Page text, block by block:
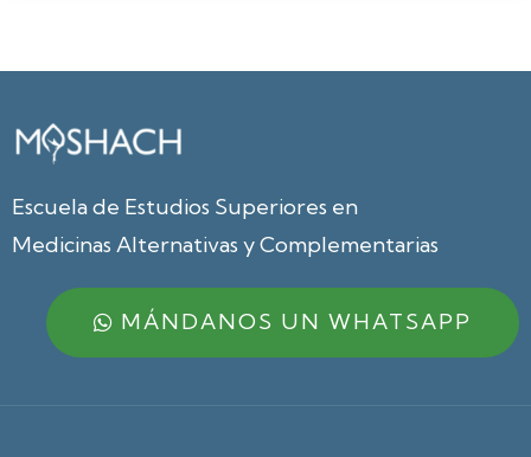
Escuela de Estudios Superiores en
Medicinas Alternativas y Complementarias
MÁNDANOS UN WHATSAPP